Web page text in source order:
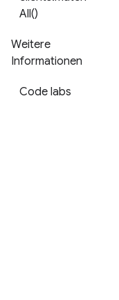
All()
Weitere
Informationen
Code labs